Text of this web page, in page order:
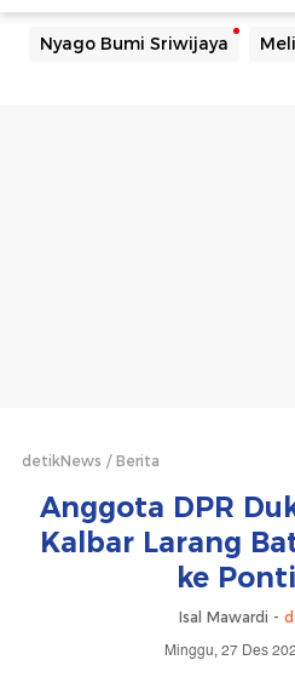
Nyago Bumi Sriwijaya
detikNews Berita
Anggota DPR
Kalbar Larang
ke
Isal Mawardi -
Minggu, 27 Des